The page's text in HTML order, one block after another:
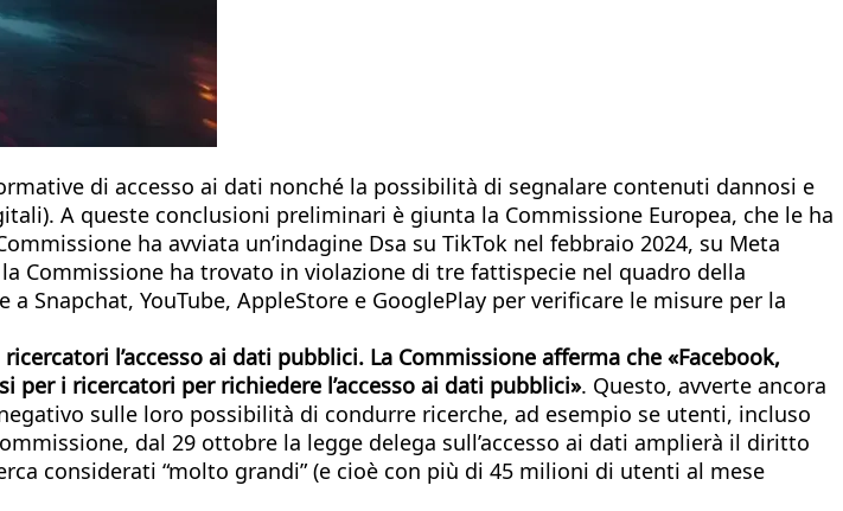
di accesso ai dati nonché la possibilità di segnalare contenuti dannosi e
A queste conclusioni preliminari è giunta la Commissione Europea, che le ha
ha avviata un’indagine Dsa su TikTok nel febbraio 2024, su Meta
Commissione ha trovato in violazione di tre fattispecie nel quadro della
YouTube, AppleStore e GooglePlay per verificare le misure per la
l’accesso ai dati pubblici. La Commissione afferma che «Facebook,
i ricercatori per richiedere l’accesso ai dati pubblici». Questo, avverte ancora
sulle loro possibilità di condurre ricerche, ad esempio se utenti, incluso
dal 29 ottobre la legge delega sull’accesso ai dati amplierà il diritto
considerati “molto grandi” (e cioè con più di 45 milioni di utenti al mese